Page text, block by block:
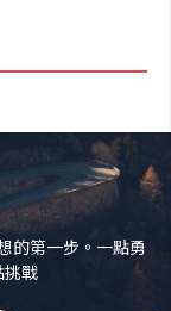
的第一步。一點勇
挑戰